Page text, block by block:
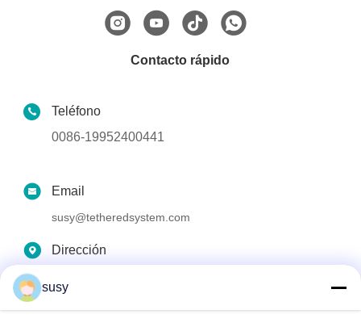
Contacto rápido
Teléfono
0086-19952400441
Email
susy@tetheredsystem.com
Dirección
Distrito de Pukou, Ciudad de Nanjing, Provincia de
susy